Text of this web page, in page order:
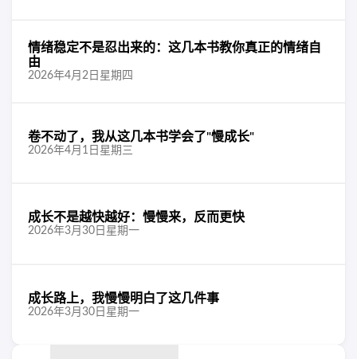
情绪稳定不是忍出来的：这几本书教你真正的情绪自
由
2026年4月2日星期四
卷不动了，我从这几本书学会了"慢成长"
2026年4月1日星期三
成长不是越快越好：慢慢来，反而更快
2026年3月30日星期一
成长路上，我慢慢明白了这几件事
2026年3月30日星期一